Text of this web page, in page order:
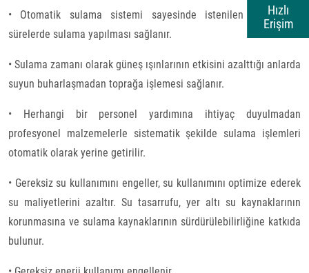
Hızlı
Erişim
• Otomatik sulama sistemi sayesinde istenilen zaman ve
sürelerde sulama yapılması sağlanır.
• Sulama zamanı olarak güneş ışınlarının etkisini azalttığı anlarda
suyun buharlaşmadan toprağa işlemesi sağlanır.
• Herhangi bir personel yardımına ihtiyaç duyulmadan
profesyonel malzemelerle sistematik şekilde sulama işlemleri
otomatik olarak yerine getirilir.
• Gereksiz su kullanımını engeller, su kullanımını optimize ederek
su maliyetlerini azaltır. Su tasarrufu, yer altı su kaynaklarının
korunmasına ve sulama kaynaklarının sürdürülebilirliğine katkıda
bulunur.